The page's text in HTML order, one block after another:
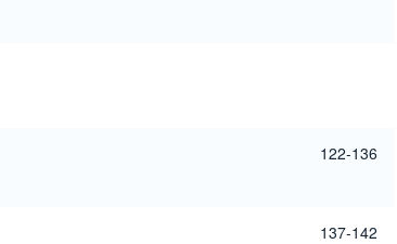
122-136
137-142